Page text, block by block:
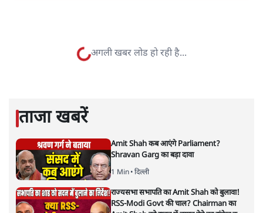
विश्लेषणात्मक और मानवीय स्वरों में से एक हैं। शिक्षा, समाज,
अगली खबर लोड हो रही है...